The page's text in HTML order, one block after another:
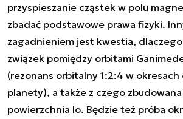
przyspieszanie cząstek w polu
zbadać podstawowe prawa fizyki.
zagadnieniem jest kwestia,
związek pomiędzy orbitami
(rezonans orbitalny 1:2:4 w okresach
planety), a także z czego
powierzchnia Io. Będzie też próba